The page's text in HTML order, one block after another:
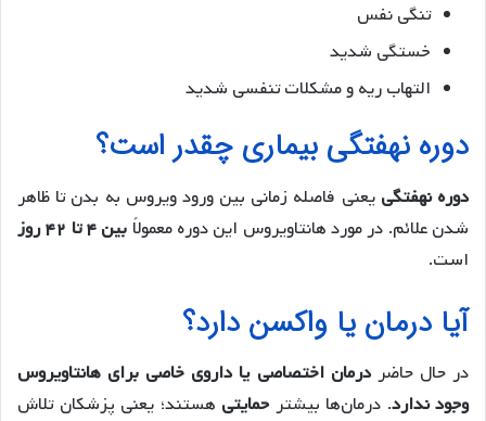
تنگی نفس
خستگی شدید
التهاب ریه و مشکلات تنفسی شدید
دوره نهفتگی بیماری چقدر است؟
دوره نهفتگی یعنی فاصله زمانی بین ورود ویروس به بدن تا ظاهر
شدن علائم. در مورد هانتاویروس این دوره معمولاً بین ۴ تا ۴۲ روز
است.
آیا درمان یا واکسن دارد؟
در حال حاضردرمان اختصاصی یا داروی خاصی برای هانتاویروس
وجود ندارد. درمان‌ها بیشترحمایتی هستند؛ یعنی پزشکان تلاش